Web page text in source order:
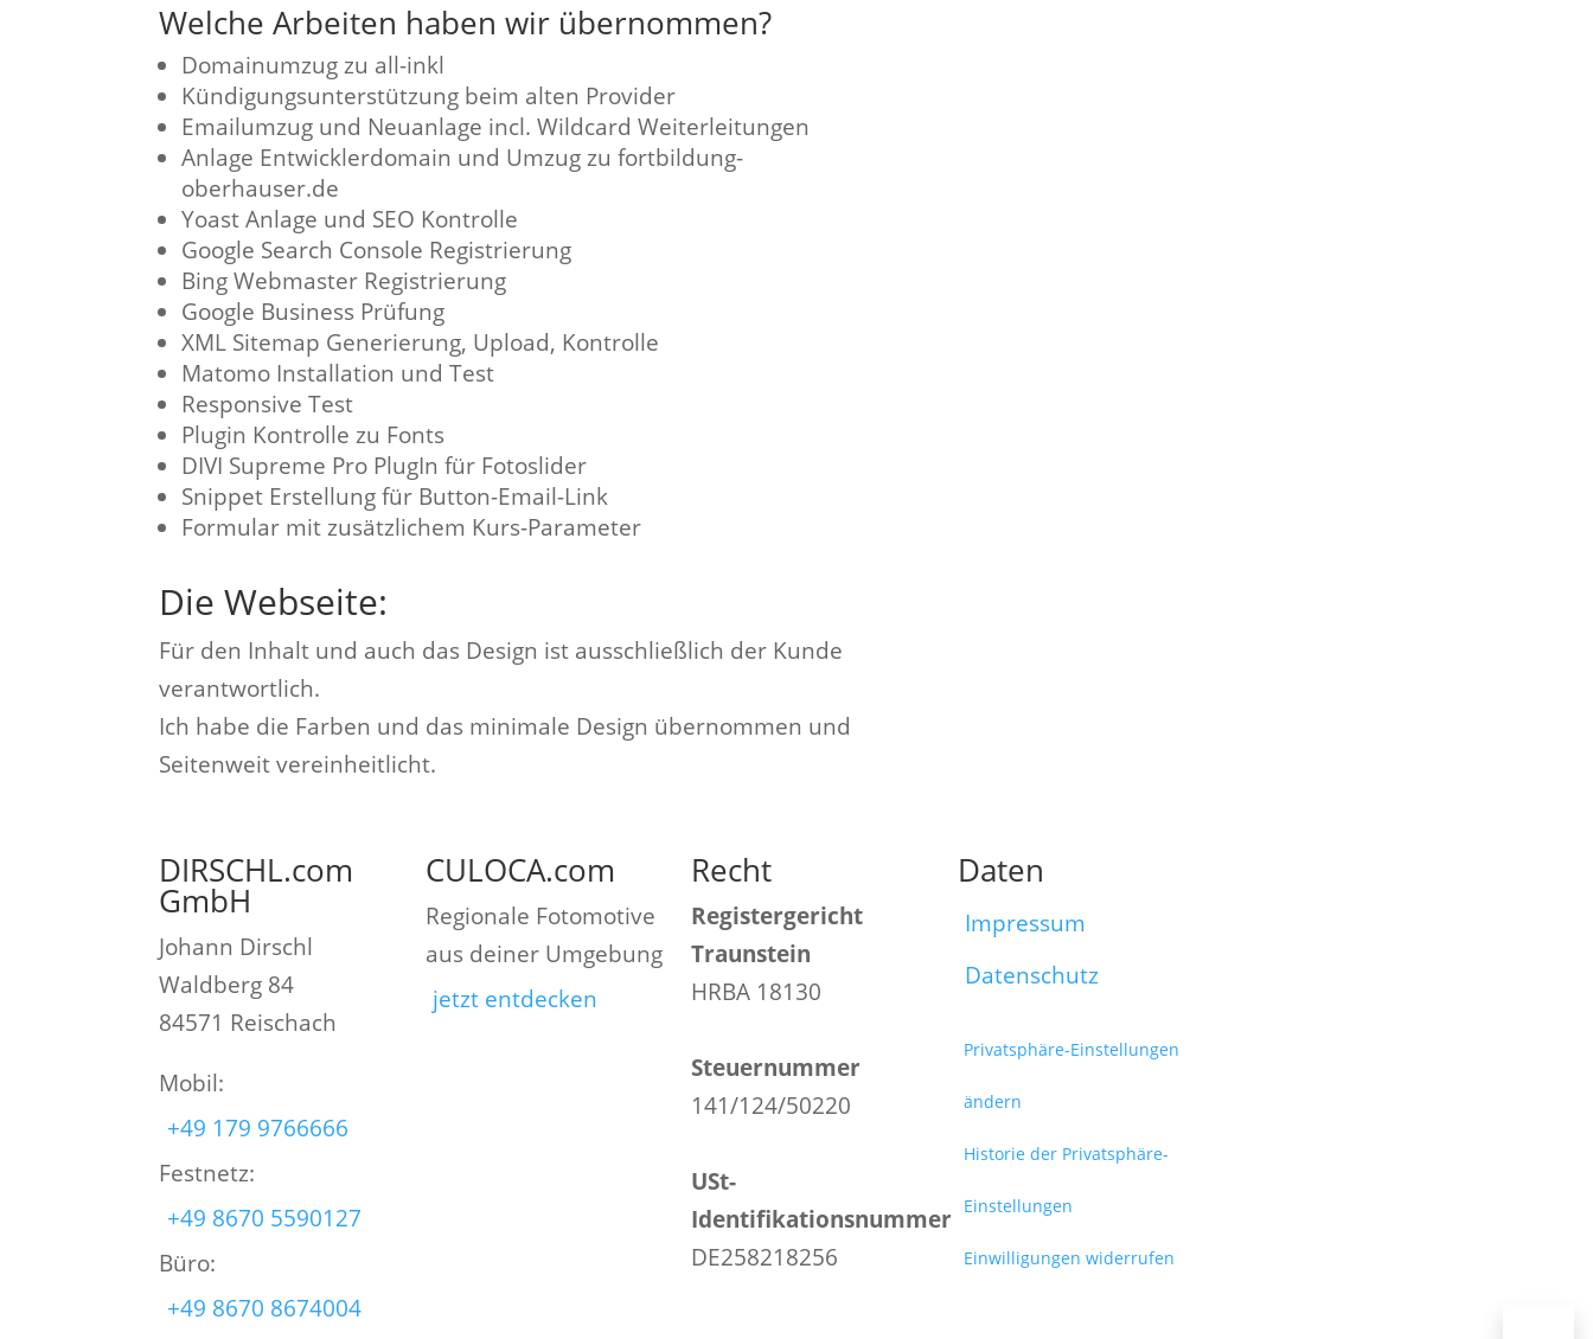
Welche Arbeiten haben wir übernommen?
Domainumzug zu all-inkl
Kündigungsunterstützung beim alten Provider
Emailumzug und Neuanlage incl. Wildcard Weiterleitungen
Anlage Entwicklerdomain und Umzug zu fortbildung-
oberhauser.de
Yoast Anlage und SEO Kontrolle
Google Search Console Registrierung
Bing Webmaster Registrierung
Google Business Prüfung
XML Sitemap Generierung, Upload, Kontrolle
Matomo Installation und Test
Responsive Test
Plugin Kontrolle zu Fonts
DIVI Supreme Pro PlugIn für Fotoslider
Snippet Erstellung für Button-Email-Link
Formular mit zusätzlichem Kurs-Parameter
Die Webseite:
Für den Inhalt und auch das Design ist ausschließlich der Kunde
verantwortlich.
Ich habe die Farben und das minimale Design übernommen und
Seitenweit vereinheitlicht.
DIRSCHL.com
GmbH
Johann Dirschl
Waldberg 84
84571 Reischach
Mobil:
+49 179 9766666
Festnetz:
+49 8670 5590127
Büro:
+49 8670 8674004
CULOCA.com
Regionale Fotomotive
aus deiner Umgebung
jetzt entdecken
Recht
Registergericht
Traunstein
HRBA 18130
Steuernummer
141/124/50220
USt-
Identifikationsnummer
DE258218256
Daten
Impressum
Datenschutz
Privatsphäre-Einstellungen
ändern
Historie der Privatsphäre-
Einstellungen
Einwilligungen widerrufen